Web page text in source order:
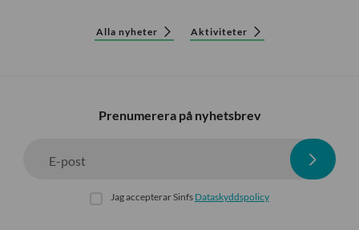
Alla nyheter Aktiviteter
Prenumerera på nyhetsbrev
E-post
Jag accepterar Sinfs Dataskyddspolicy